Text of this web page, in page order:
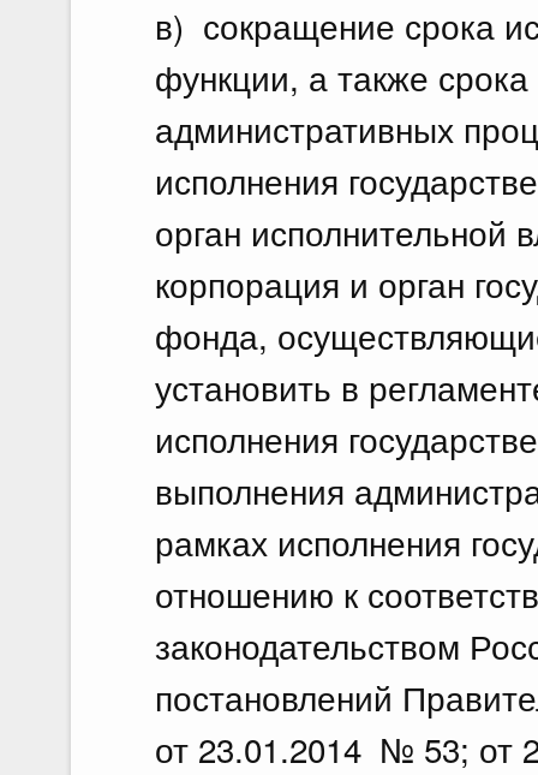
в) сокращение срока
функции, а также
административных
исполнения
орган исполнительной
корпорация и орган
фонда,
установить в
исполнения
выполнения
рамках исполнения
отношению к
законодательством
постановлений
от 23.01.2014 № 53; от